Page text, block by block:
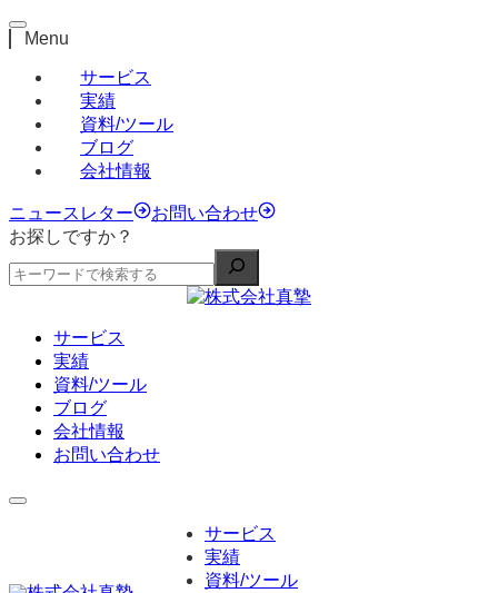
Menu
サービス
実績
資料/ツール
ブログ
会社情報
ニュースレター
お問い合わせ
お探しですか？
サービス
実績
資料/ツール
ブログ
会社情報
お問い合わせ
サービス
実績
資料/ツール